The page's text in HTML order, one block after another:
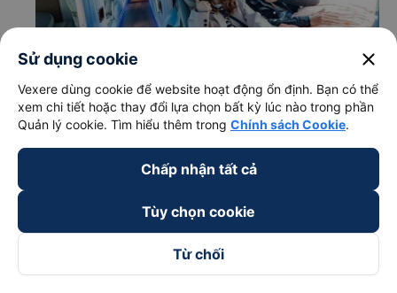
c. Lộ trình, giờ khởi hành và giờ kết thúc của xe khách Hải
Hân Limousine
Giờ xuất phát ở Bắc Tân Uyên - Bình Dương: 21:40
Thời gian chạy từ Bắc Tân Uyên - Bình Dương đi Đắk
Nông của nhà xeHải Hân Limousinekhoảng: 5.3 giờ
Sử dụng cookie close
Vexere dùng cookie để website hoạt động ổn định. Bạn có thể
xem chi tiết hoặc thay đổi lựa chọn bất kỳ lúc nào trong phần
Quản lý cookie. Tìm hiểu thêm trong Chính sách Cookie.
Chấp nhận tất cả
Tùy chọn cookie
Từ chối